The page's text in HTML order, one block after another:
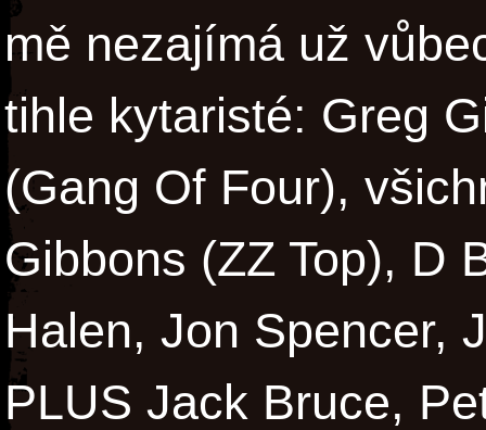
mě nezajímá už
tihle kytaristé: Greg
(Gang Of Four),
Gibbons (ZZ Top), D
Halen, Jon Spencer,
PLUS Jack Bruce,